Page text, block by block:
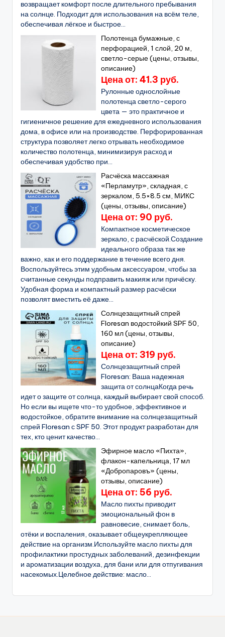
возвращает комфорт после длительного пребывания
на солнце. Подходит для использования на всём теле,
обеспечивая лёгкое и быстрое...
Полотенца бумажные, с
перфорацией, 1 слой, 20 м,
светло-серые (цены, отзывы,
описание)
Цена от: 41.3 руб.
Рулонные однослойные
полотенца светло-серого
цвета — это практичное и
гигиеничное решение для ежедневного использования
дома, в офисе или на производстве. Перфорированная
структура позволяет легко отрывать необходимое
количество полотенца, минимизируя расход и
обеспечивая удобство при...
Расчёска массажная
«Перламутр», складная, с
зеркалом, 5.5×8.5 см, МИКС
(цены, отзывы, описание)
Цена от: 90 руб.
Компактное косметическое
зеркало, с расчёской.Создание
идеального образа так же
важно, как и его поддержание в течение всего дня.
Воспользуйтесь этим удобным аксессуаром, чтобы за
считанные секунды подправить макияж или причёску.
Удобная форма и компактный размер расчёски
позволят вместить её даже...
Солнцезащитный спрей
Floresan водостойкий SPF 50,
160 мл (цены, отзывы,
описание)
Цена от: 319 руб.
Солнцезащитный спрей
Floresan: Ваша надежная
защита от солнцаКогда речь
идет о защите от солнца, каждый выбирает свой способ.
Но если вы ищете что-то удобное, эффективное и
водостойкое, обратите внимание на солнцезащитный
спрей Floresan с SPF 50. Этот продукт разработан для
тех, кто ценит качество...
Эфирное масло «Пихта»,
флакон-капельница, 17 мл
«Добропаровъ» (цены,
отзывы, описание)
Цена от: 56 руб.
Масло пихты приводит
эмоциональный фон в
равновесие, снимает боль,
отёки и воспаления, оказывает общеукрепляющее
действие на организм.Используйте масло пихты для
профилактики простудных заболеваний, дезинфекции
и ароматизации воздуха, для бани или для отпугивания
насекомых.Целебное действие: масло...